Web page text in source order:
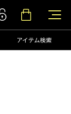
アイテム検索